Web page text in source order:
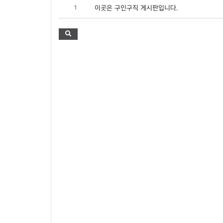
1 이곳은 구인구직 게시판입니다.